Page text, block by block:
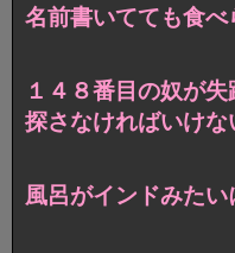
名前書いてても食
１４８番目の奴が
探さなければいけ
風呂がインドみた